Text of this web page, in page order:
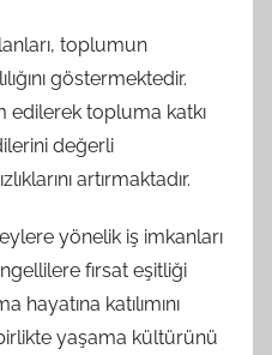
toplumun
göstermektedir.
edilerek topluma katkı
değerli
artırmaktadır.
yönelik iş imkanları
fırsat eşitliği
hayatına katılımını
yaşama kültürünü